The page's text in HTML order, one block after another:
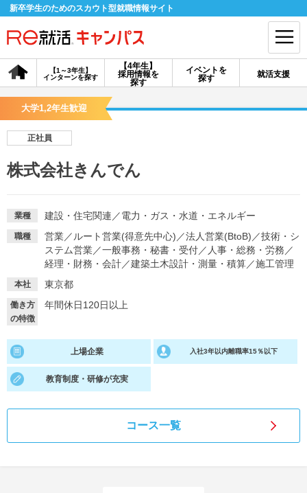
新卒学生のためのスカウト型就職情報サイト
【4年生】
採用情報を
探す
【1～3年生】
インターンを探す
イベントを
探す
就活支援
会員登録 ログイン
探す
イベントを探す スカウト お知らせ
就活ノウハウが満載！ お役立ち記事・相談室など
適職診断
就活ニュースペーパー
大学1,2年生歓迎
正社員
株式会社きんでん
業種 建設・住宅関連 ／電力・ガス・水道・エネルギー
職種 営業／ ルート営業(得意先中心) ／法人営業(BtoB) ／技術・シ
ステム営業／一般事務・秘書・受付／ 人事・総務・労務 ／
経理・財務・会計／建築土木設計・測量・積算／施工管理
本社 東京都
働き方
の特徴
年間休日120日以上
上場企業 入社3年以内離職率15％以下
教育制度・研修が充実
コース一覧